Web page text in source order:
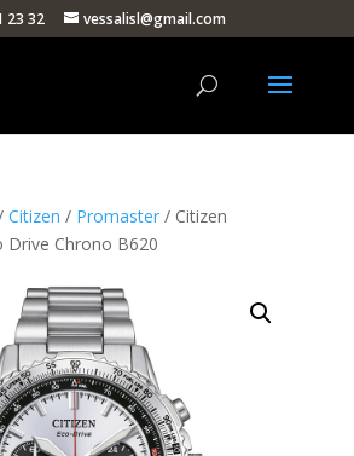
23 32 vessalisl@gmail.com
Citizen / Promaster/ Citizen
Drive Chrono B620